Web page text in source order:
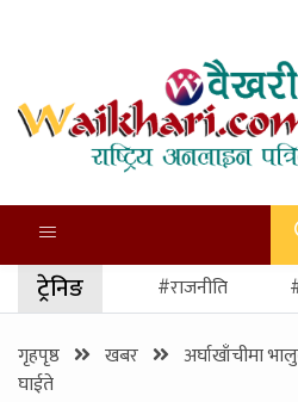
ट्रेनिङ #राजनीति
गृहपृष्ठ खबर
अर्घाखाँचीमा
घाईते